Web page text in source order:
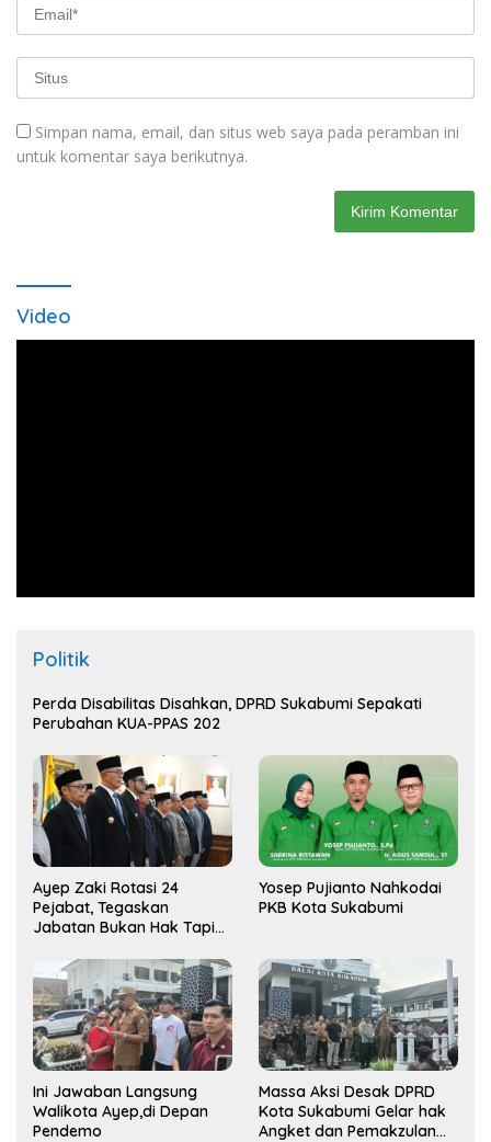
Simpan nama, email, dan situs web saya pada peramban ini
untuk komentar saya berikutnya.
Video
Politik
Perda Disabilitas Disahkan, DPRD Sukabumi Sepakati
Perubahan KUA-PPAS 202
Ayep Zaki Rotasi 24
Pejabat, Tegaskan
Jabatan Bukan Hak Tapi
Yosep Pujianto Nahkodai
PKB Kota Sukabumi
Ini Jawaban Langsung
Walikota Ayep,di Depan
Pendemo
Massa Aksi Desak DPRD
Kota Sukabumi Gelar hak
Angket dan Pemakzulan